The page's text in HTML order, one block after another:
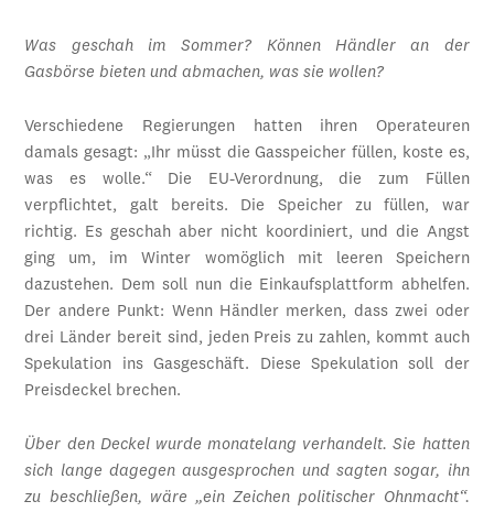
Was geschah im Sommer? Können Händler an der
Gasbörse bieten und abmachen, was sie wollen?
Verschiedene Regierungen hatten ihren Operateuren
damals gesagt: „Ihr müsst die Gasspeicher füllen, koste es,
was es wolle.“ Die EU-Verordnung, die zum Füllen
verpflichtet, galt bereits. Die Speicher zu füllen, war
richtig. Es geschah aber nicht koordiniert, und die Angst
ging um, im Winter womöglich mit leeren Speichern
dazustehen. Dem soll nun die Einkaufsplattform abhelfen.
Der andere Punkt: Wenn Händler merken, dass zwei oder
drei Länder bereit sind, jeden Preis zu zahlen, kommt auch
Spekulation ins Gasgeschäft. Diese Spekulation soll der
Preisdeckel brechen.
Über den Deckel wurde monatelang verhandelt. Sie hatten
sich lange dagegen ausgesprochen und sagten sogar, ihn
zu beschließen, wäre „ein Zeichen politischer Ohnmacht“.